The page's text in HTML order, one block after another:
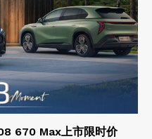
670 Max上市限时价